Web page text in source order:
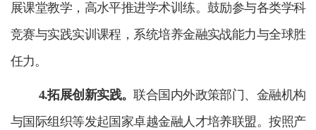
展课堂教学，高水平推进学术训练。鼓励参与各类学科
竞赛与实践实训课程，系统培养金融实战能力与全球胜
任力。
4.拓展创新实践。联合国内外政策部门、金融机构
与国际组织等发起国家卓越金融人才培养联盟。按照产